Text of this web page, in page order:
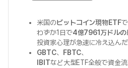
米国のビットコイン現物ETFで
わずか1日で4億7961万ドルの
投資家心理が急速に冷え込んだ
GBTC、 FBTC、
IBITなど大型ETF全般で資金